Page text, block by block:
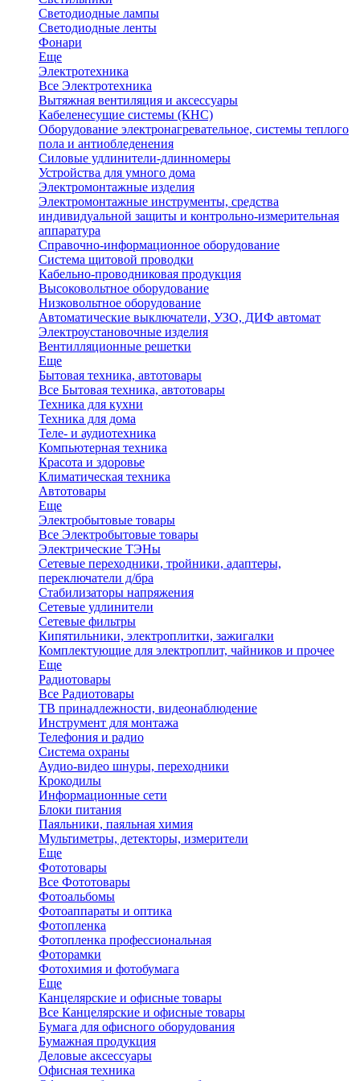
Светодиодные лампы
Светодиодные ленты
Фонари
Еще
Электротехника
Все Электротехника
Вытяжная вентиляция и аксессуары
Кабеленесущие системы (КНС)
Оборудование электронагревательное, системы теплого
пола и антиобледенения
Силовые удлинители-длинномеры
Устройства для умного дома
Электромонтажные изделия
Электромонтажные инструменты, средства
индивидуальной защиты и контрольно-измерительная
аппаратура
Справочно-информационное оборудование
Система щитовой проводки
Кабельно-проводниковая продукция
Высоковольтное оборудование
Низковольтное оборудование
Автоматические выключатели, УЗО, ДИФ автомат
Электроустановочные изделия
Вентилляционные решетки
Еще
Бытовая техника, автотовары
Все Бытовая техника, автотовары
Техника для кухни
Техника для дома
Теле- и аудиотехника
Компьютерная техника
Красота и здоровье
Климатическая техника
Автотовары
Еще
Электробытовые товары
Все Электробытовые товары
Электрические ТЭНы
Сетевые переходники, тройники, адаптеры,
переключатели д/бра
Стабилизаторы напряжения
Сетевые удлинители
Сетевые фильтры
Кипятильники, электроплитки, зажигалки
Комплектующие для электроплит, чайников и прочее
Еще
Радиотовары
Все Радиотовары
ТВ принадлежности, видеонаблюдение
Инструмент для монтажа
Телефония и радио
Система охраны
Аудио-видео шнуры, переходники
Крокодилы
Информационные сети
Блоки питания
Паяльники, паяльная химия
Мультиметры, детекторы, измерители
Еще
Фототовары
Все Фототовары
Фотоальбомы
Фотоаппараты и оптика
Фотопленка
Фотопленка профессиональная
Фоторамки
Фотохимия и фотобумага
Еще
Канцелярские и офисные товары
Все Канцелярские и офисные товары
Бумага для офисного оборудования
Бумажная продукция
Деловые аксессуары
Офисная техника